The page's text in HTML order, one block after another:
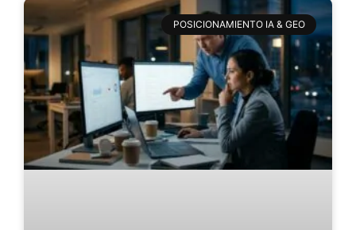
POSICIONAMIENTO IA & GEO